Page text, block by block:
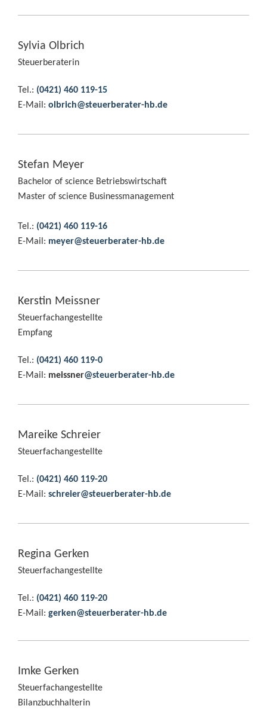
Sylvia Olbrich
Steuerberaterin
Tel.: (0421) 460 119-15
E-Mail: olbrich@steuerberater-hb.de
Stefan Meyer
Bachelor of science Betriebswirtschaft
Master of science Businessmanagement
Tel.: (0421) 460 119-16
E-Mail: meyer@steuerberater-hb.de
Kerstin Meissner
Steuerfachangestellte
Empfang
Tel.: (0421) 460 119-0
E-Mail: meissner@steuerberater-hb.de
Mareike Schreier
Steuerfachangestellte
Tel.: (0421) 460 119-20
E-Mail: schreier@steuerberater-hb.de
Regina Gerken
Steuerfachangestellte
Tel.: (0421) 460 119-20
E-Mail: gerken@steuerberater-hb.de
Imke Gerken
Steuerfachangestellte
Bilanzbuchhalterin